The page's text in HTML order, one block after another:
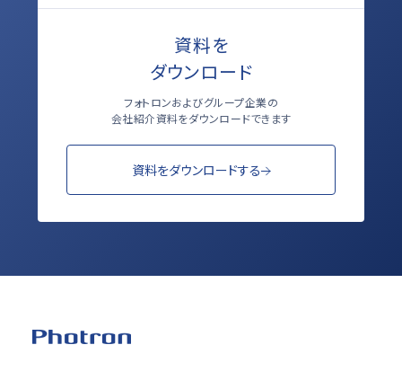
資料を
ダウンロード
フォトロンおよびグループ企業の
会社紹介資料をダウンロードできます
資料をダウンロードする